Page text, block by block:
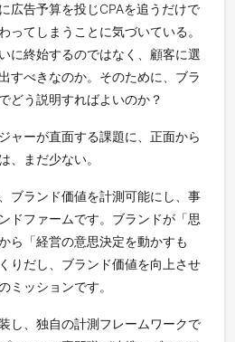
広告予算を投じCPAを追うだけで
ってしまうことに気づいている。
に終始するのではなく、顧客に選
すべきなのか。そのために、ブラ
どう説明すればよいのか？
ャーが直面する課題に、正面から
、まだ少ない。
ブランド価値を計測可能にし、事
ドファームです。ブランドが「思
ら「経営の意思決定を動かすも
りだし、ブランド価値を向上させ
ッションです。
し、独自の計測フレームワークで